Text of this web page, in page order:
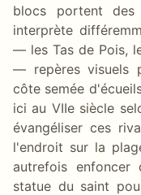
blocs portent des
interprète
— les Tas de Pois,
— repères visuels
côte semée
ici au VIIe siècle
évangéliser ces
l'endroit sur la
autrefois
statue du saint